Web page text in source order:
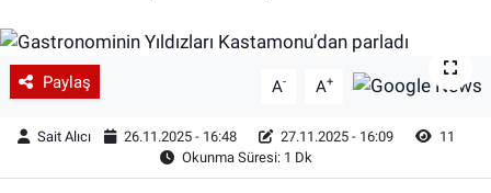
Paylaş A- A+
Sait Alıcı 26.11.2025 - 16:48 27.11.2025 - 16:09
11
Okunma Süresi: 1 Dk